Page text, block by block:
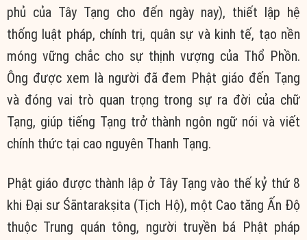
phủ của Tây Tạng cho đến ngày nay), thiết lập hệ
thống luật pháp, chính trị, quân sự và kinh tế, tạo nền
móng vững chắc cho sự thịnh vượng của Thổ Phồn.
Ông được xem là người đã đem Phật giáo đến Tạng
và đóng vai trò quan trọng trong sự ra đời của chữ
Tạng, giúp tiếng Tạng trở thành ngôn ngữ nói và viết
chính thức tại cao nguyên Thanh Tạng.
Phật giáo được thành lập ở Tây Tạng vào thế kỷ thứ 8
khi Đại sư Śāntarakṣita (Tịch Hộ), một Cao tăng Ấn Độ
thuộc Trung quán tông, người truyền bá Phật pháp